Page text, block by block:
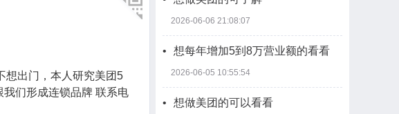
想出门，本人研究美团5
们形成连锁品牌 联系电
2026-06-06 21:08:07
• 想每年增加5到8万营业额的看看
2026-06-05 10:55:54
• 想做美团的可以看看